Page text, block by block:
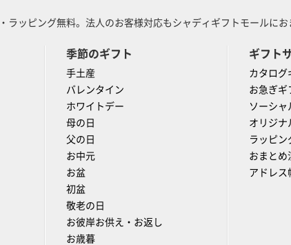
ラッピング無料。法人のお客様対応もシャディギフトモールに
季節のギフト
手土産
バレンタイン
ホワイトデー
母の日
父の日
お中元
お盆
初盆
敬老の日
お彼岸お供え・お返し
お歳暮
ギフト
カタログ
お急ぎギ
ソーシャ
オリジナ
ラッピン
おまとめ
アドレス